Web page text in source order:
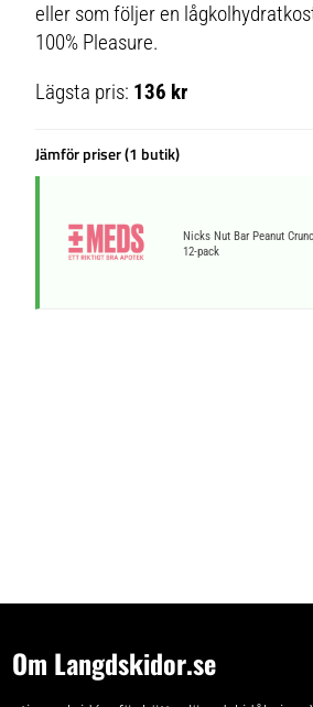
eller som följer en
100% Pleasure.
Lägsta pris: 136 kr
Jämför priser (1 butik)
Nicks Nut Bar Peanut
12-pack
Om Langdskidor.se